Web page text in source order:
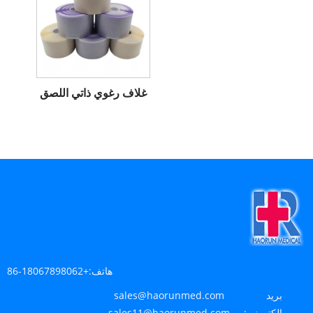
غلاف رغوي ذاتي اللصق
هاتف:+86-18067898062
بريد
sales@haorunmed.com